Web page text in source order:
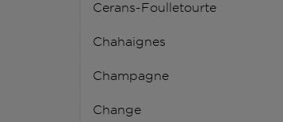
Cerans-Foulletourte
Chahaignes
Champagne
Change